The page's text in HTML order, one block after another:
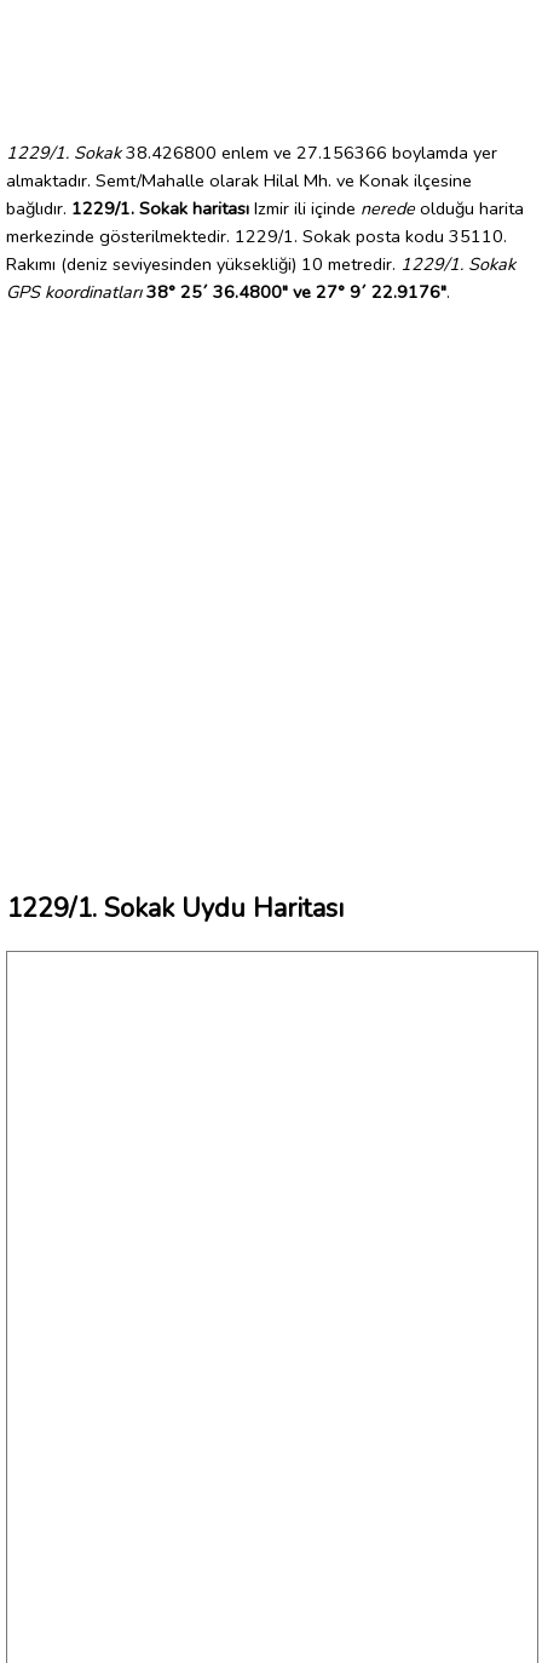
1229/1. Sokak38.426800 enlem ve 27.156366 boylamda yer
almaktadır. Semt/Mahalle olarak Hilal Mh. ve Konak ilçesine
bağlıdır. 1229/1. Sokak haritası Izmir ili içinde nerede olduğu harita
merkezinde gösterilmektedir. 1229/1. Sokak posta kodu 35110.
Rakımı (deniz seviyesinden yüksekliği) 10 metredir. 1229/1. Sokak
GPS koordinatları 38° 25´ 36.4800" ve 27° 9´ 22.9176".
1229/1. Sokak Uydu Haritası